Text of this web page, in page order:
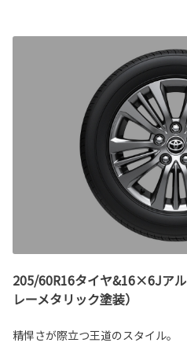
205/60R16タイヤ&16×6Jア
レーメタリック塗装）
精悍さが際立つ王道のスタイル。